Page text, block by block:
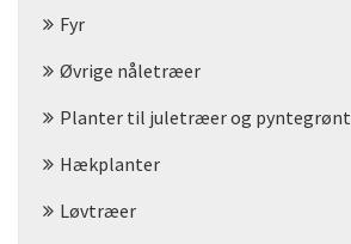
Fyr
Øvrige nåletræer
Planter til juletræer og pyntegrønt
Hækplanter
Løvtræer